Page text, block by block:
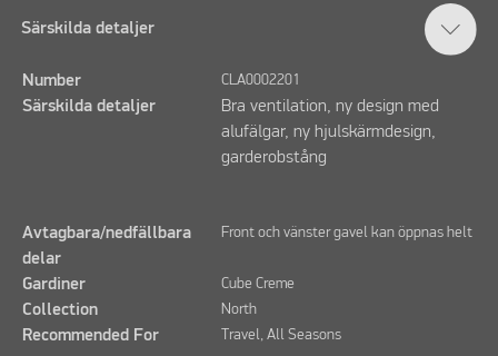
Särskilda detaljer
Number CLA0002201
Särskilda detaljer
Bra ventilation, ny design med
alufälgar, ny hjulskärmdesign,
garderobstång
Avtagbara/nedfällbara
delar
Front och vänster gavel kan öppnas helt
Gardiner Cube Creme
Collection North
Recommended For Travel, All Seasons